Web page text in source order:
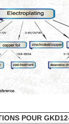
POUR